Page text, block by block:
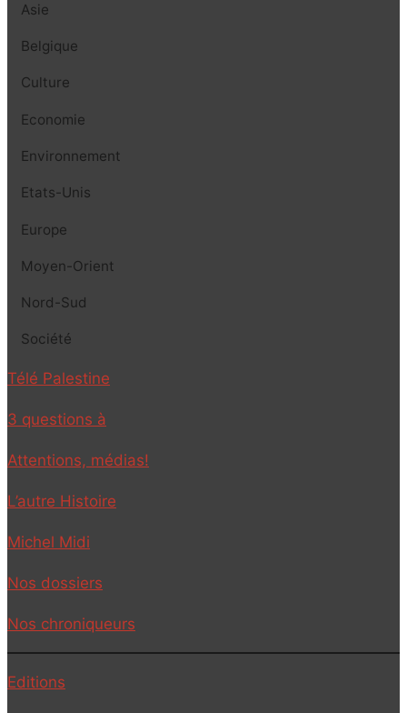
Asie
Belgique
Culture
Economie
Environnement
Etats-Unis
Europe
Moyen-Orient
Nord-Sud
Société
Télé Palestine
3 questions à
Attentions, médias!
L’autre Histoire
Michel Midi
Nos dossiers
Nos chroniqueurs
Editions